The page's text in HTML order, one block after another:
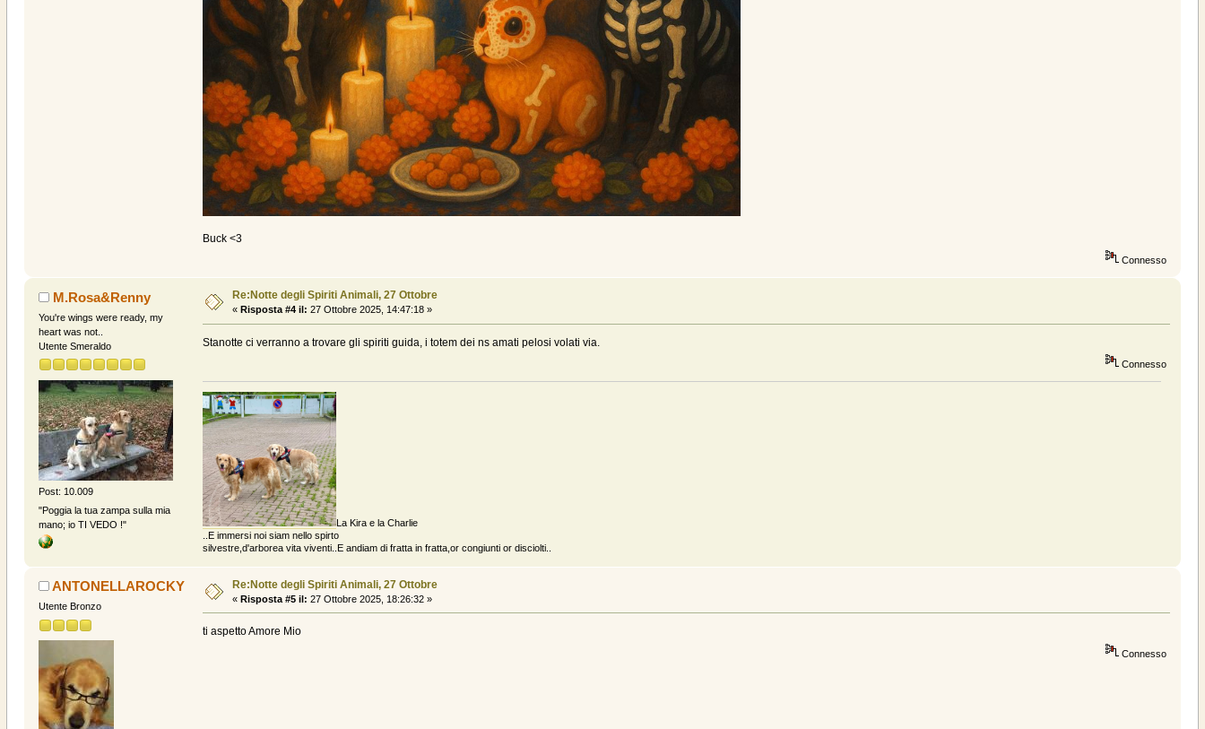
Buck <3
Connesso
M.Rosa&Renny
You're wings were ready, my
heart was not..
Utente Smeraldo
Post: 10.009
"Poggia la tua zampa sulla mia
mano; io TI VEDO !"
Re:Notte degli Spiriti Animali, 27 Ottobre
« Risposta #4 il: 27 Ottobre 2025, 14:47:18 »
Stanotte ci verranno a trovare gli spiriti guida, i totem dei ns amati pelosi volati via.
Connesso
La Kira e la Charlie
..E immersi noi siam nello spirto
silvestre,d'arborea vita viventi..E andiam di fratta in fratta,or congiunti or disciolti..
ANTONELLAROCKY
Utente Bronzo
Re:Notte degli Spiriti Animali, 27 Ottobre
« Risposta #5 il: 27 Ottobre 2025, 18:26:32 »
ti aspetto Amore Mio
Connesso